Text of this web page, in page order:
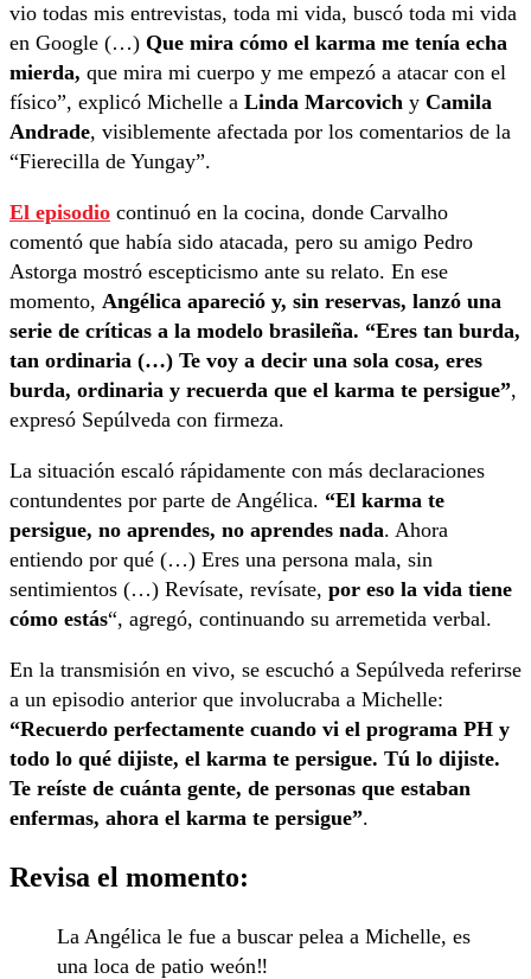
vio todas mis entrevistas, toda mi vida, buscó toda mi vida
en Google (…) Que mira cómo el karma me tenía echa
mierda, que mira mi cuerpo y me empezó a atacar con el
físico”, explicó Michelle a Linda Marcovich y Camila
Andrade, visiblemente afectada por los comentarios de la
“Fierecilla de Yungay”.
El episodio continuó en la cocina, donde Carvalho
comentó que había sido atacada, pero su amigo Pedro
Astorga mostró escepticismo ante su relato. En ese
momento, Angélica apareció y, sin reservas, lanzó una
serie de críticas a la modelo brasileña. “Eres tan burda,
tan ordinaria (…) Te voy a decir una sola cosa, eres
burda, ordinaria y recuerda que el karma te persigue”,
expresó Sepúlveda con firmeza.
La situación escaló rápidamente con más declaraciones
contundentes por parte de Angélica. “El karma te
persigue, no aprendes, no aprendes nada. Ahora
entiendo por qué (…) Eres una persona mala, sin
sentimientos (…) Revísate, revísate, por eso la vida tiene
cómo estás“, agregó, continuando su arremetida verbal.
En la transmisión en vivo, se escuchó a Sepúlveda referirse
a un episodio anterior que involucraba a Michelle:
“Recuerdo perfectamente cuando vi el programa PH y
todo lo qué dijiste, el karma te persigue. Tú lo dijiste.
Te reíste de cuánta gente, de personas que estaban
enfermas, ahora el karma te persigue”.
Revisa el momento:
La Angélica le fue a buscar pelea a Michelle, es
una loca de patio weón‼️